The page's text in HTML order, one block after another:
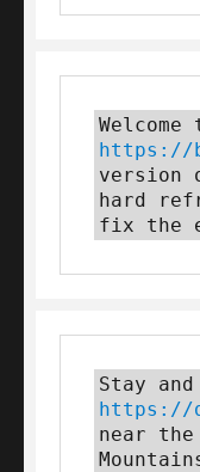
https://
version
hard
fix the
https://
near the